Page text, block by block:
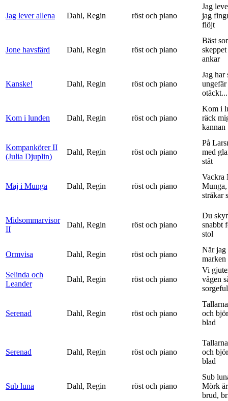
Jag lever allena Dahl, Regin röst och piano
Jag
jag
flöjt
Jone havsfärd Dahl, Regin röst och piano
Bäst
ankar
Kanske! Dahl, Regin röst och piano
Jag har
otäckt...
Kom i lunden Dahl, Regin röst och piano
Kom i
räck
kannan
Kompankörer II
(Julia Djuplin)
Dahl, Regin röst och piano
På
med
ståt
Maj i Munga Dahl, Regin röst och piano
Vackra
stråkar
Midsommarvisor
II
Dahl, Regin röst och piano
Du
snabbt
stol
Ormvisa Dahl, Regin röst och piano
När jag
marken
Selinda och
Leander
Dahl, Regin röst och piano
Vi
vågen
Serenad Dahl, Regin röst och piano
och
blad
Serenad Dahl, Regin röst och piano
och
blad
Sub luna Dahl, Regin röst och piano
Sub
Mörk
brud,